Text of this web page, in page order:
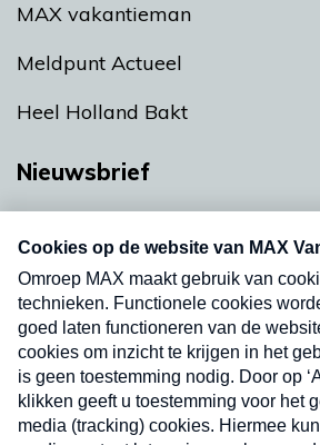
MAX vakantieman
Meldpunt Actueel
Heel Holland Bakt
Nieuwsbrief
nieuwsbrief. Elke vrijdag- en
uw mailbox.